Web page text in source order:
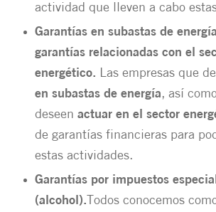
actividad que lleven a cabo
Garantías en subastas de
garantías relacionadas con el
energético. Las empresas que
en subastas de energía, así
deseenactuar en el sector
de garantías financieras para
estas actividades.
Garantías por impuestos
(alcohol). Todos conocemos